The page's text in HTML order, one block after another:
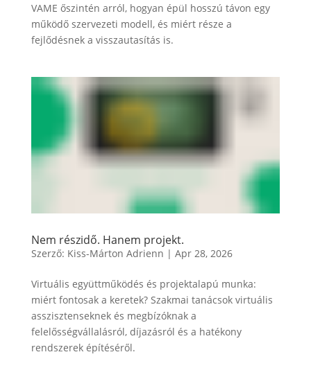
VAME őszintén arról, hogyan épül hosszú távon egy
működő szervezeti modell, és miért része a
fejlődésnek a visszautasítás is.
Nem részidő. Hanem projekt.
Szerző: Kiss-Márton Adrienn | Apr 28, 2026
Virtuális együttműködés és projektalapú munka:
miért fontosak a keretek? Szakmai tanácsok virtuális
asszisztenseknek és megbízóknak a
felelősségvállalásról, díjazásról és a hatékony
rendszerek építéséről.